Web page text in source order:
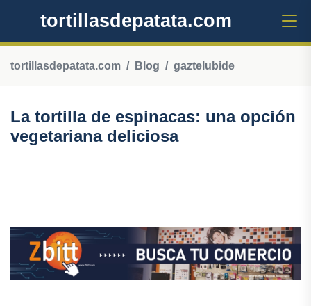
tortillasdepatata.com
tortillasdepatata.com Blog gaztelubide
La tortilla de espinacas: una opción
vegetariana deliciosa